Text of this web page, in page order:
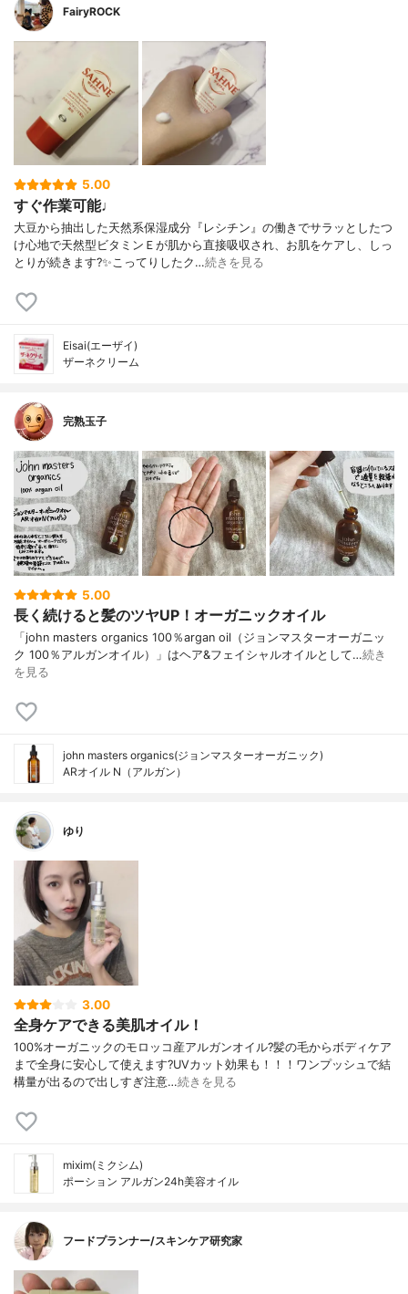
FairyROCK
5.00
すぐ作業可能♩
大豆から抽出した天然系保湿成分『レシチン』の働きでサラッとしたつ
け心地で天然型ビタミンＥが肌から直接吸収され、お肌をケアし、しっ
とりが続きます?✨こってりしたク…続きを見る
Eisai(エーザイ)
ザーネクリーム
完熟玉子
5.00
長く続けると髪のツヤUP！オーガニックオイル
「john masters organics 100％argan oil（ジョンマスターオーガニッ
ク 100％アルガンオイル）」はヘア&フェイシャルオイルとして…続き
を見る
john masters organics(ジョンマスターオーガニック)
ARオイル N（アルガン）
ゆり
3.00
全身ケアできる美肌オイル！
100%オーガニックのモロッコ産アルガンオイル?髪の毛からボディケア
まで全身に安心して使えます?UVカット効果も！！！ワンプッシュで結
構量が出るので出しすぎ注意…続きを見る
mixim(ミクシム)
ポーション アルガン24h美容オイル
フードプランナー/スキンケア研究家